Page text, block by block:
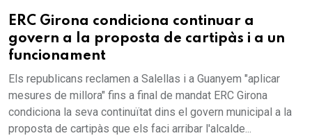
ERC Girona condiciona continuar a
govern a la proposta de cartipàs i a un
funcionament
Els republicans reclamen a Salellas i a Guanyem "aplicar
mesures de millora" fins a final de mandat ERC Girona
condiciona la seva continuïtat dins el govern municipal a la
proposta de cartipàs que els faci arribar l'alcalde...